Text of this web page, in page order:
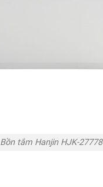
Bồn tắm Hanjin HJK-27778